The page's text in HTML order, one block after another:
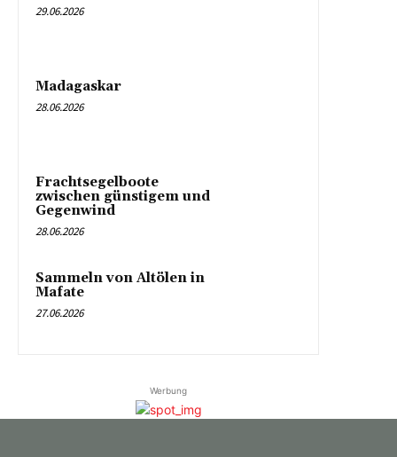
29.06.2026
Madagaskar
28.06.2026
Frachtsegelboote
zwischen günstigem und
Gegenwind
28.06.2026
Sammeln von Altölen in
Mafate
27.06.2026
Werbung